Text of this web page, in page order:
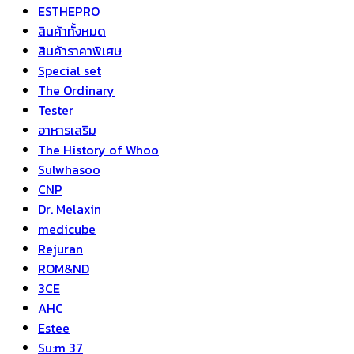
ESTHEPRO
สินค้าทั้งหมด
สินค้าราคาพิเศษ
Special set
The Ordinary
Tester
อาหารเสริม
The History of Whoo
Sulwhasoo
CNP
Dr. Melaxin
medicube
Rejuran
ROM&ND
3CE
AHC
Estee
Su:m 37